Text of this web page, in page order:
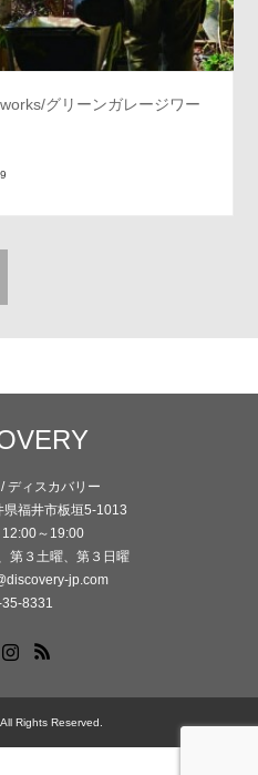
グリーンガレージワー
ディスカバリー
福井市板垣5-1013
～19:00
第３土曜、第３日曜
jp.com
8331
Rights Reserved.